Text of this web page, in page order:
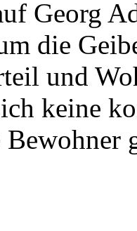
Georg
die
und
keine